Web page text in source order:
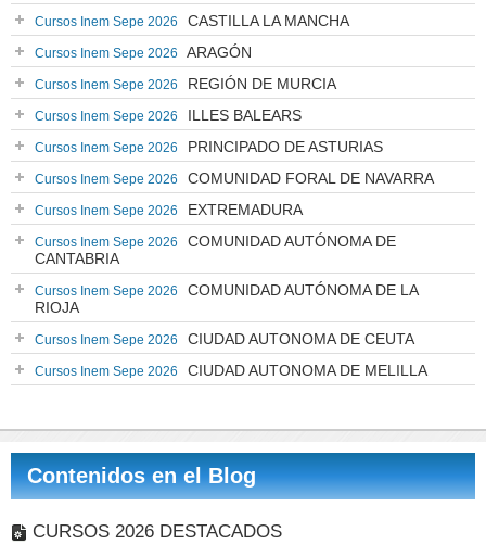
Cursos Inem Sepe 2026 CASTILLA LA MANCHA
Cursos Inem Sepe 2026 ARAGÓN
Cursos Inem Sepe 2026 REGIÓN DE MURCIA
Cursos Inem Sepe 2026 ILLES BALEARS
Cursos Inem Sepe 2026 PRINCIPADO DE ASTURIAS
Cursos Inem Sepe 2026 COMUNIDAD FORAL DE NAVARRA
Cursos Inem Sepe 2026 EXTREMADURA
Cursos Inem Sepe 2026
COMUNIDAD AUTÓNOMA DE
CANTABRIA
Cursos Inem Sepe 2026
COMUNIDAD AUTÓNOMA DE LA
RIOJA
Cursos Inem Sepe 2026 CIUDAD AUTONOMA DE CEUTA
Cursos Inem Sepe 2026 CIUDAD AUTONOMA DE MELILLA
Contenidos en el Blog
CURSOS 2026 DESTACADOS